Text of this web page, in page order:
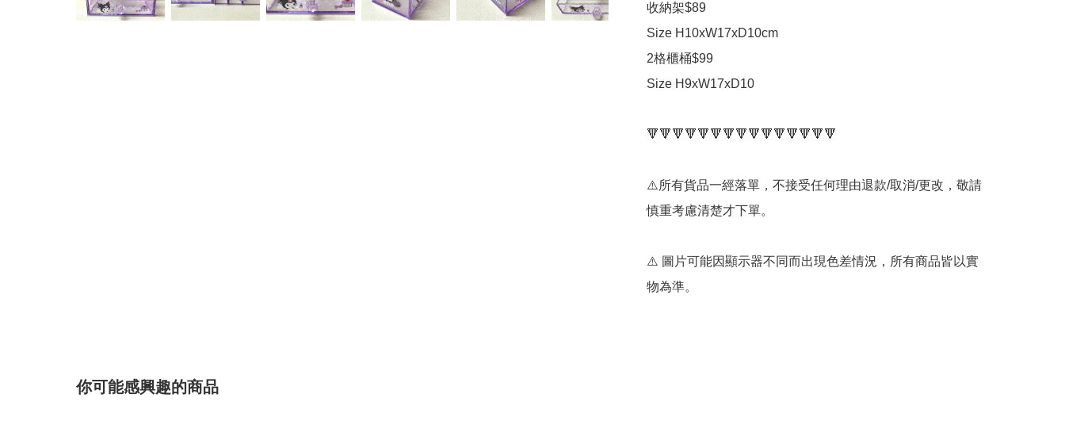
收納架$89
Size H10xW17xD10cm
2格櫃桶$99
Size H9xW17xD10
🔻🔻🔻🔻🔻🔻🔻🔻🔻🔻🔻🔻🔻🔻🔻
⚠️所有貨品一經落單，不接受任何理由退款/取消/更改，敬請
慎重考慮清楚才下單。
⚠️ 圖片可能因顯示器不同而出現色差情況，所有商品皆以實
物為準。
你可能感興趣的商品